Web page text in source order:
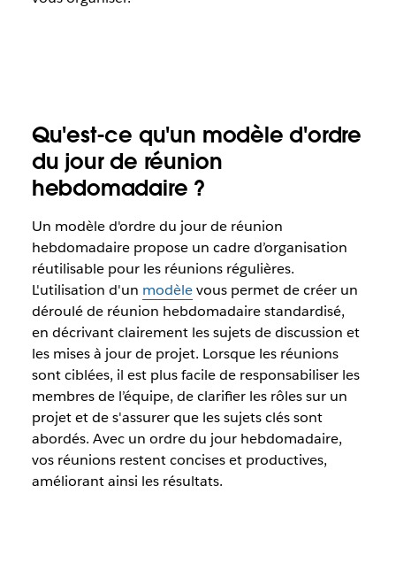
Qu'est-ce qu'un modèle d'ordre
du jour de réunion
hebdomadaire ?
Un modèle d'ordre du jour de réunion
hebdomadaire propose un cadre d’organisation
réutilisable pour les réunions régulières.
L'utilisation d'un modèlevous permet de créer un
déroulé de réunion hebdomadaire standardisé,
en décrivant clairement les sujets de discussion et
les mises à jour de projet. Lorsque les réunions
sont ciblées, il est plus facile de responsabiliser les
membres de l’équipe, de clarifier les rôles sur un
projet et de s'assurer que les sujets clés sont
abordés. Avec un ordre du jour hebdomadaire,
vos réunions restent concises et productives,
améliorant ainsi les résultats.